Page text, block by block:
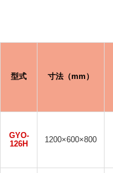
型式 寸法（mm）
GYO-
126H
1200×600×800